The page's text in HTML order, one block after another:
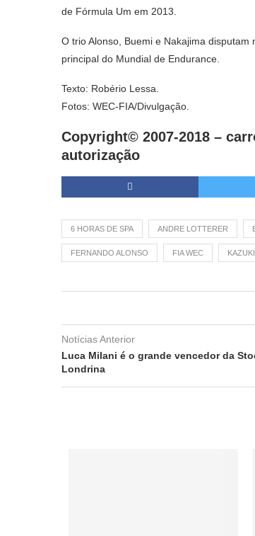
de Fórmula Um em 2013.
O trio Alonso, Buemi e Nakajima disputam
principal do Mundial de Endurance.
Texto: Robério Lessa.
Fotos: WEC-FIA/Divulgação.
Copyright© 2007-2018 –
autorização
6 HORAS DE SPA ANDRE LOTTERER
FERNANDO ALONSO FIA WEC
Notícias Anterior
Luca Milani é o grande vencedor da
Londrina